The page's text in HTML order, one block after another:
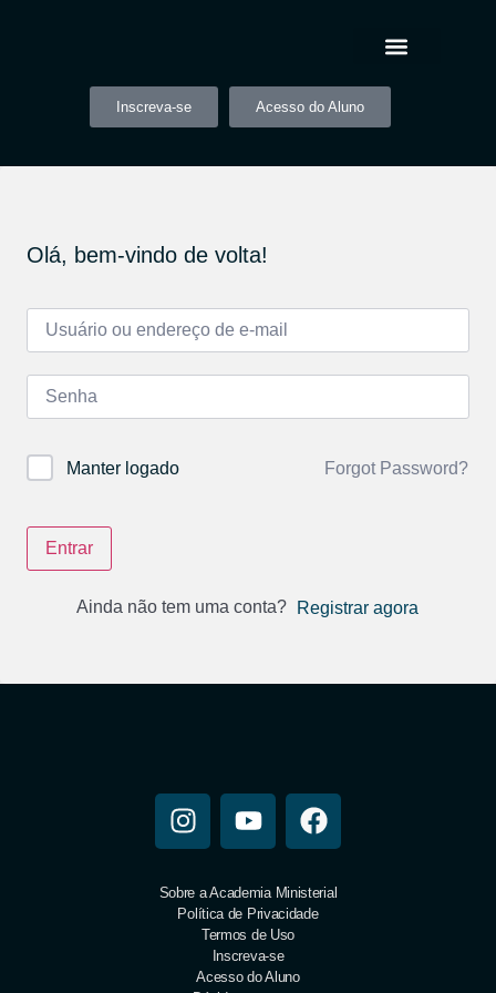
Inscreva-se Acesso do Aluno
Olá, bem-vindo de volta!
Manter logado Forgot Password?
Entrar
Ainda não tem uma conta? Registrar agora
Sobre a Academia Ministerial
Política de Privacidade
Termos de Uso
Inscreva-se
Acesso do Aluno